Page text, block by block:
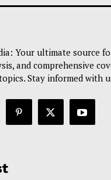
Your ultimate source
and comprehensive
Stay informed with